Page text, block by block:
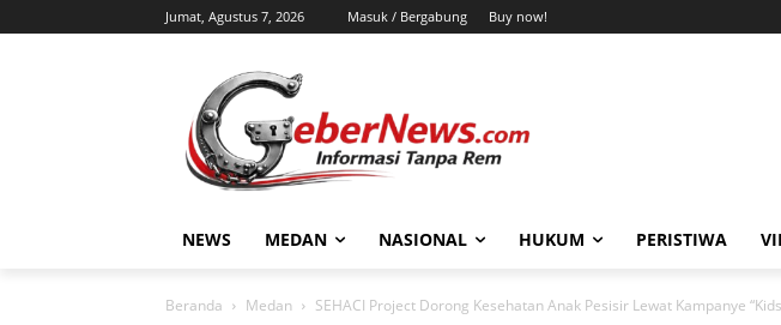
Jumat, Agustus 7, 2026 Masuk / Bergabung Buy now!
NEWS MEDAN NASIONAL HUKUM PERISTIWA
Beranda Medan SEHACI Project Dorong Kesehatan Anak Pesisir Lewat Kampanye